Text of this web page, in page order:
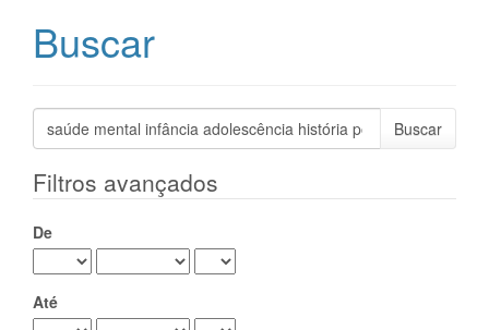
Buscar
Pesquisar
termo
Filtros avançados
De
Até